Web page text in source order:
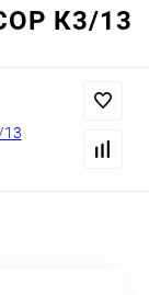
К3/13